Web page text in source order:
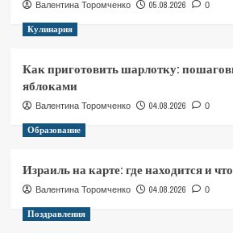
Валентина Торомченко 05.08.2026 0
Кулинария
Как приготовить шарлотку:
яблоками
Валентина Торомченко 04.08.2026 0
Образование
Израиль на карте: где находится и
Валентина Торомченко 04.08.2026 0
Поздравления